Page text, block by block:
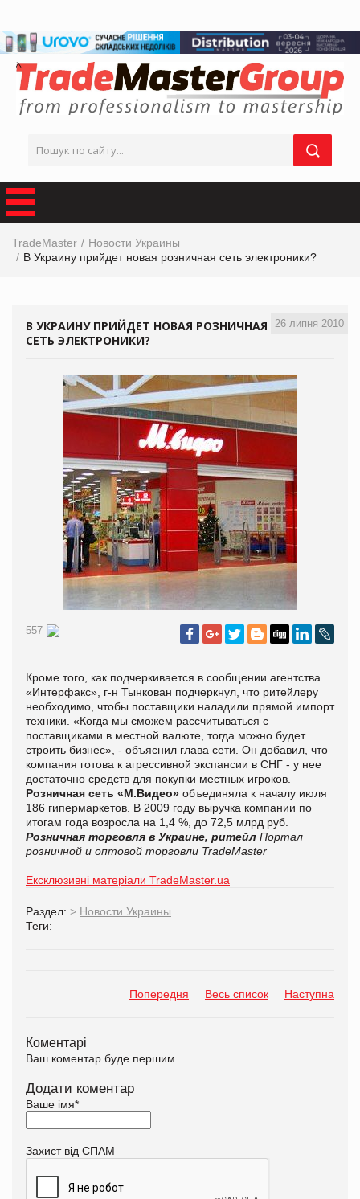
TradeMaster
Новости Украины
В Украину прийдет новая розничная сеть электроники?
26 липня 2010
В УКРАИНУ ПРИЙДЕТ НОВАЯ РОЗНИЧНАЯ
СЕТЬ ЭЛЕКТРОНИКИ?
557
Кроме того, как подчеркивается в сообщении агентства
«Интерфакс», г-н Тынкован подчеркнул, что ритейлеру
необходимо, чтобы поставщики наладили прямой импорт
техники. «Когда мы сможем рассчитываться с
поставщиками в местной валюте, тогда можно будет
строить бизнес», - объяснил глава сети. Он добавил, что
компания готова к агрессивной экспансии в СНГ - у нее
достаточно средств для покупки местных игроков.
Розничная сеть «М.Видео» объединяла к началу июля
186 гипермаркетов. В 2009 году выручка компании по
итогам года возросла на 1,4 %, до 72,5 млрд руб.
Розничная торговля в Украине, ритейл Портал
розничной и оптовой торговли TradeMaster
Ексклюзивні матеріали TradeMaster.ua
Раздел: > Новости Украины
Теги:
Попередня Весь список Наступна
Коментарі
Ваш коментар буде першим.
Додати коментар
Ваше імя*
Захист від СПАМ